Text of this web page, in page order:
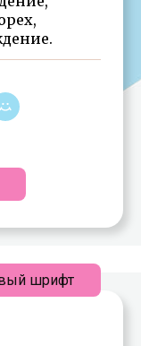
шрифт